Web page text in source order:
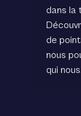
dans la
de
nous
qui